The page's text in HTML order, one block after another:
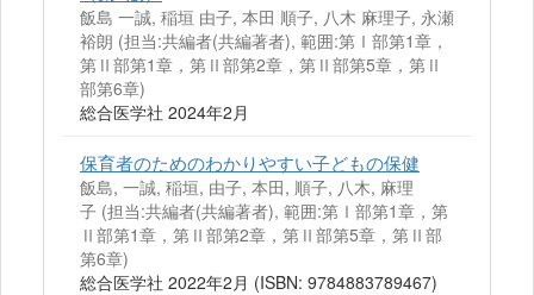
飯島 一誠, 稲垣 由子, 本田 順子, 八木 麻理子, 永瀬
裕朗 (担当:共編者(共編著者), 範囲:第Ⅰ部第1章，
第Ⅱ部第1章，第Ⅱ部第2章，第Ⅱ部第5章，第Ⅱ
部第6章)
総合医学社 2024年2月
保育者のためのわかりやすい子どもの保健
飯島, 一誠, 稲垣, 由子, 本田, 順子, 八木, 麻理
子 (担当:共編者(共編著者), 範囲:第Ⅰ部第1章，第
Ⅱ部第1章，第Ⅱ部第2章，第Ⅱ部第5章，第Ⅱ部
第6章)
総合医学社 2022年2月 (ISBN: 9784883789467)